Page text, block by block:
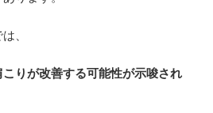
、
りが改善する可能性が示唆され